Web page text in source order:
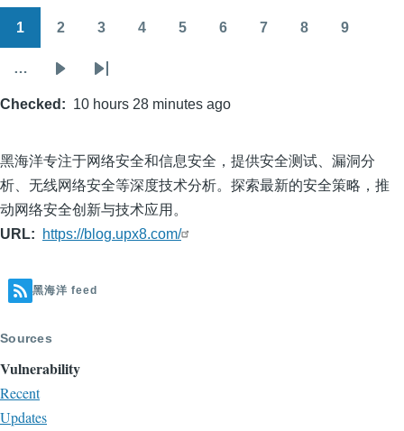
1 2 3 4 5 6 7 8 9
…
page
Last
page
Checked 10 hours 28 minutes ago
黑海洋专注于网络安全和信息安全，提供安全测试、漏洞分
析、无线网络安全等深度技术分析。探索最新的安全策略，推
动网络安全创新与技术应用。
URL
https://blog.upx8.com/
黑海洋 feed
Sources
Vulnerability
Recent
Updates